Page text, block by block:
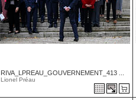
RIVA_LPREAU_GOUVERNEMENT_413 ...
Lionel Préau